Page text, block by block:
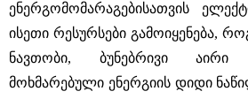
ენერგომომარაგებისათვის
ისეთი რესურსები გამოიყენება,
ნავთობი, ბუნებრივი აირი
მოხმარებული ენერგიის დიდი